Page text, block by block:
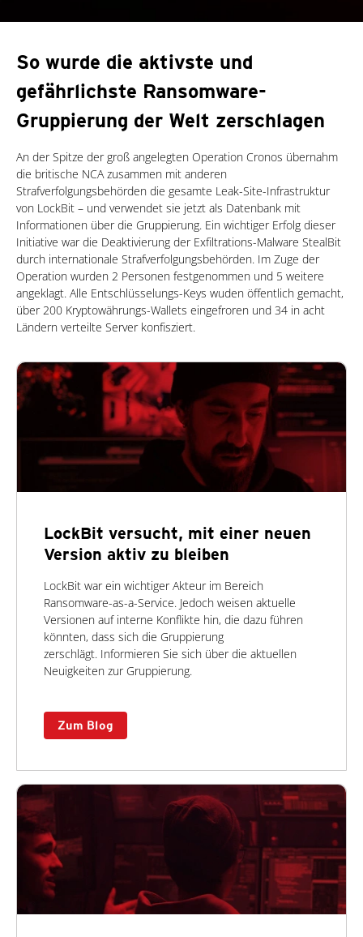
So wurde die aktivste und
gefährlichste Ransomware-
Gruppierung der Welt zerschlagen
An der Spitze der groß angelegten Operation Cronos übernahm
die britische NCA zusammen mit anderen
Strafverfolgungsbehörden die gesamte Leak-Site-Infrastruktur
von LockBit – und verwendet sie jetzt als Datenbank mit
Informationen über die Gruppierung. Ein wichtiger Erfolg dieser
Initiative war die Deaktivierung der Exfiltrations-Malware StealBit
durch internationale Strafverfolgungsbehörden. Im Zuge der
Operation wurden 2 Personen festgenommen und 5 weitere
angeklagt. Alle Entschlüsselungs-Keys wuden öffentlich gemacht,
über 200 Kryptowährungs-Wallets eingefroren und 34 in acht
Ländern verteilte Server konfisziert.
LockBit versucht, mit einer neuen
Version aktiv zu bleiben
LockBit war ein wichtiger Akteur im Bereich
Ransomware-as-a-Service. Jedoch weisen aktuelle
Versionen auf interne Konflikte hin, die dazu führen
könnten, dass sich die Gruppierung
zerschlägt. Informieren Sie sich über die aktuellen
Neuigkeiten zur Gruppierung.
Zum Blog